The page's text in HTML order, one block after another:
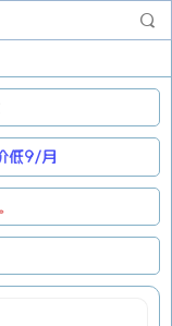
低9/月